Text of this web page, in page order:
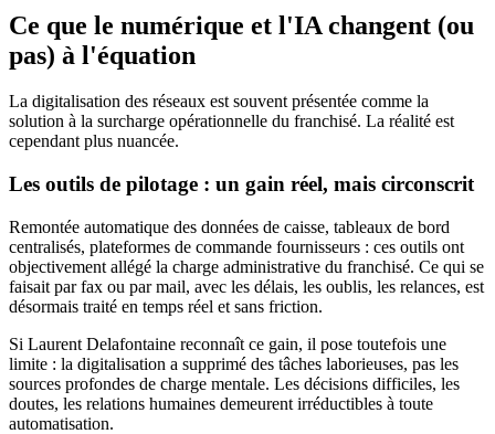
Ce que le numérique et l'IA changent (ou
pas) à l'équation
La digitalisation des réseaux est souvent présentée comme la
solution à la surcharge opérationnelle du franchisé. La réalité est
cependant plus nuancée.
Les outils de pilotage : un gain réel, mais circonscrit
Remontée automatique des données de caisse, tableaux de bord
centralisés, plateformes de commande fournisseurs : ces outils ont
objectivement allégé la charge administrative du franchisé. Ce qui se
faisait par fax ou par mail, avec les délais, les oublis, les relances, est
désormais traité en temps réel et sans friction.
Si Laurent Delafontaine reconnaît ce gain, il pose toutefois une
limite : la digitalisation a supprimé des tâches laborieuses, pas les
sources profondes de charge mentale. Les décisions difficiles, les
doutes, les relations humaines demeurent irréductibles à toute
automatisation.